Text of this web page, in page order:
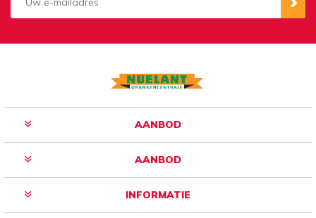
AANBOD
AANBOD
INFORMATIE